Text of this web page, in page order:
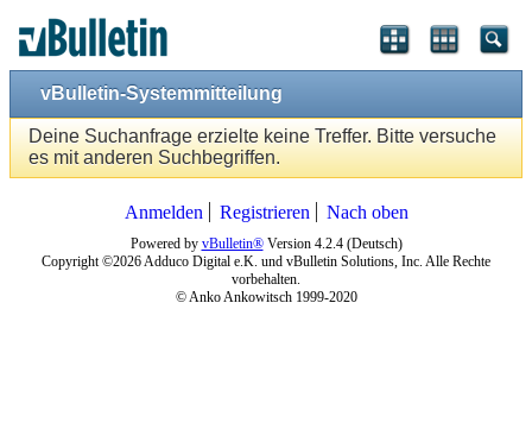
vBulletin-Systemmitteilung
Deine Suchanfrage erzielte keine Treffer. Bitte versuche
es mit anderen Suchbegriffen.
Anmelden Registrieren Nach oben
Powered by vBulletin®Version 4.2.4 (Deutsch)
Copyright ©2026 Adduco Digital e.K. und vBulletin Solutions, Inc. Alle Rechte
vorbehalten.
© Anko Ankowitsch 1999-2020